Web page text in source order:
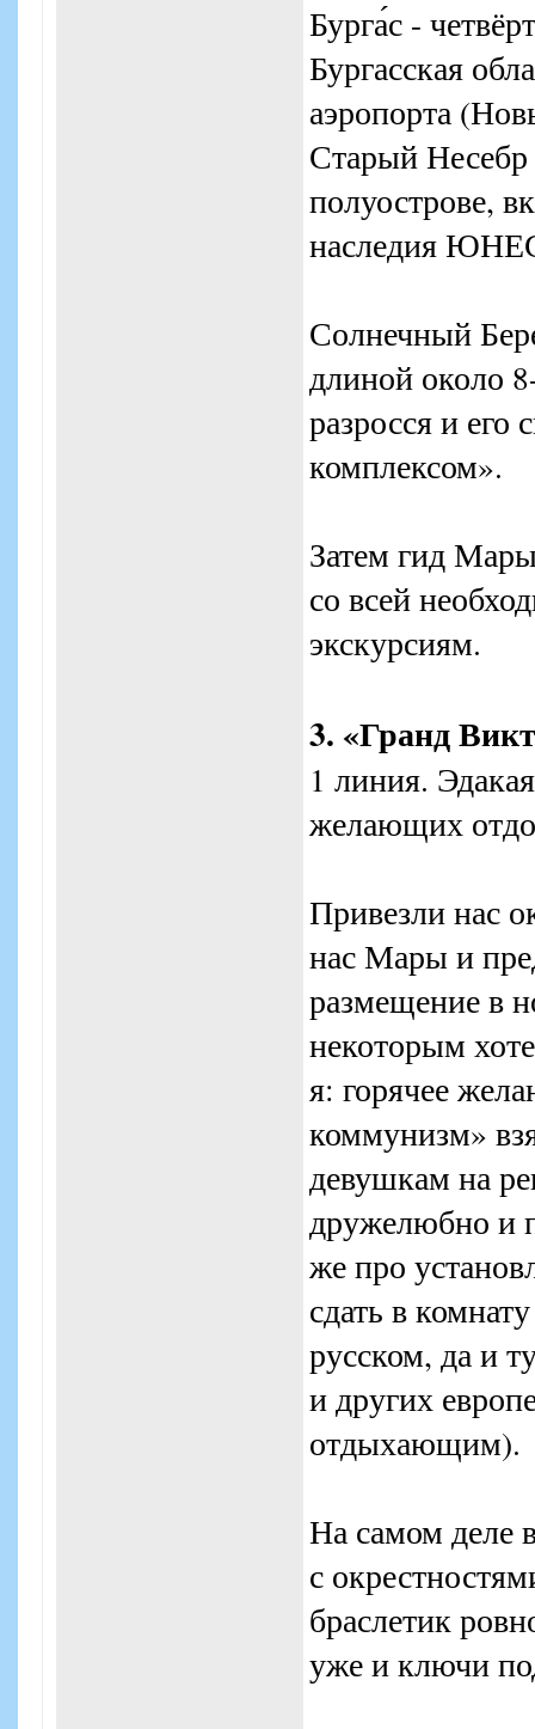
Бурга́с -
Бургасская
аэропорта
Старый
полуострове,
наследия
Солнечный
длиной около
разросся и
комплексом».
Затем гид
со всей
экскурсиям.
3. «Гранд
1 линия.
желающих
Привезли нас
нас Мары и
размещение в
некоторым
я: горячее
коммунизм»
девушкам на
дружелюбно и
же про
сдать в
русском, да и
и других
отдыхающим).
На самом деле
с
браслетик
уже и ключи